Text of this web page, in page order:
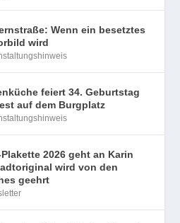
Wenn ein besetztes
wird
feiert 34. Geburtstag
auf dem Burgplatz
2026 geht an Karin
wird von den
geehrt